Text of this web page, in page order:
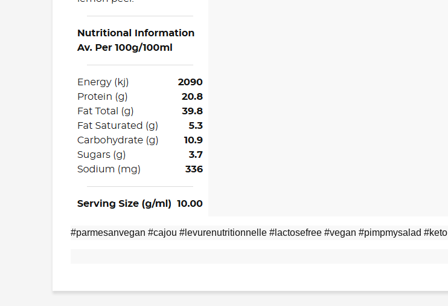
#parmesanvegan #cajou #levurenutritionnelle #lactosefree #vegan #pimpmysalad #keto